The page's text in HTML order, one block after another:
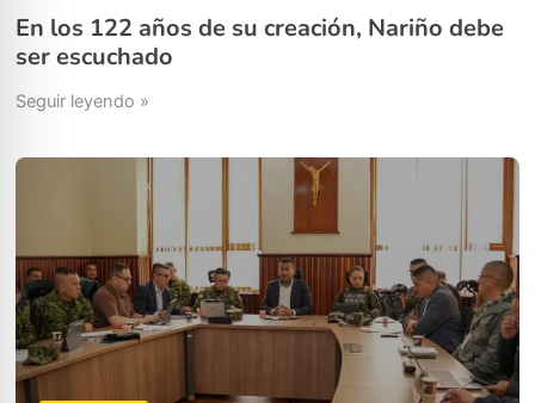
En los 122 años de su creación, Nariño debe
ser escuchado
Seguir leyendo »